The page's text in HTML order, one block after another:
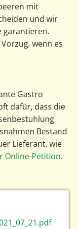
mit
und wir
garantieren.
wenn es
Gastro
dafür, dass die
Bestand
Lieferant, wie
Online-Petition.